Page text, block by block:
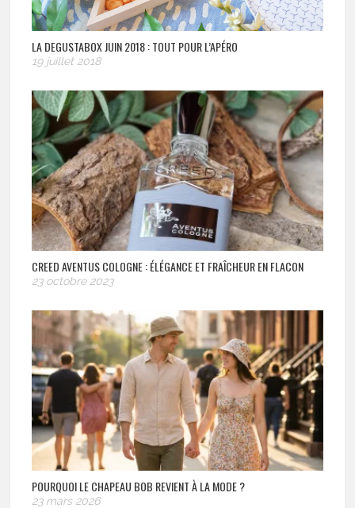
LA DEGUSTABOX JUIN 2018 : TOUT POUR L’APÉRO
19 juillet 2018
CREED AVENTUS COLOGNE : ÉLÉGANCE ET FRAÎCHEUR EN FLACON
23 octobre 2023
POURQUOI LE CHAPEAU BOB REVIENT À LA MODE ?
23 mars 2026